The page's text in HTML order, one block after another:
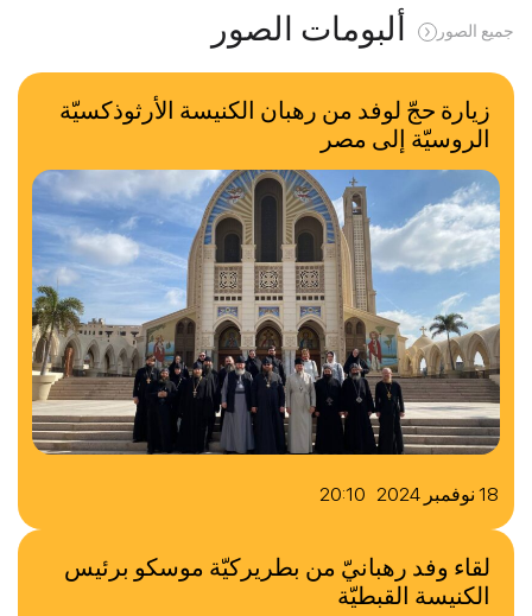
ألبومات الصور جميع الصور
18 نوفمبر 2024 20:10
زيارة حجّ لوفد من رهبان الكنيسة الأرثوذكسيّة
الروسيّة إلى مصر
لقاء وفد رهبانيّ من بطريركيّة موسكو برئيس
الكنيسة القبطيّة